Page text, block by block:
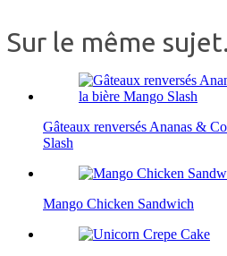
Sur le même
Gâteaux renversés Ananas &
Slash
Mango Chicken Sandwich